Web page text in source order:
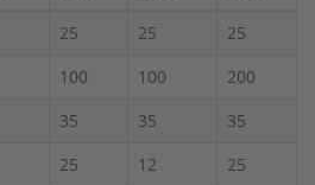
25 25
25
100 100
200
35 35
35
25 12
25